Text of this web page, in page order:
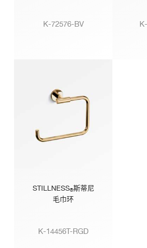
K-72576-BV
STILLNESS®斯蒂尼
毛巾环
K-14456T-RGD